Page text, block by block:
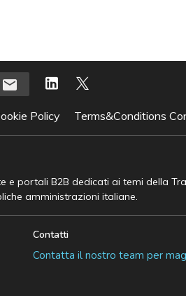
Policy Terms&Conditions
portali B2B dedicati ai temi della
amministrazioni italiane.
Contatti
Contatta il nostro team per